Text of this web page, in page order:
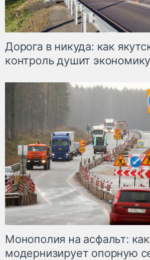
Дорога в никуда: как
контроль душит экономику
Монополия на асфальт:
модернизирует опорную